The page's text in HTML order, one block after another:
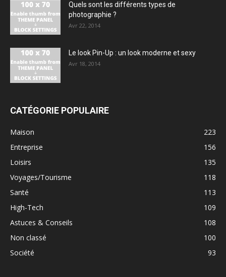
Quels sont les différents types de
photographie ?
Avr 22, 2014
Le look Pin-Up : un look moderne et sexy
Avr 18, 2014
CATÉGORIE POPULAIRE
Maison
223
Entreprise
156
Loisirs
135
Voyages/Tourisme
118
Santé
113
High-Tech
109
Astuces & Conseils
108
Non classé
100
Société
93